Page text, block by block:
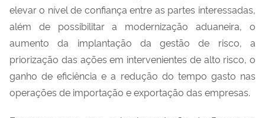
elevar o nível de confiança entre as partes interessadas,
além de possibilitar a modernização aduaneira,o
aumento da implantação da gestão de risco, a
priorização das ações em intervenientes de alto risco, o
ganho de eficiência e a redução do tempo gasto nas
operações de importação e exportação das empresas.